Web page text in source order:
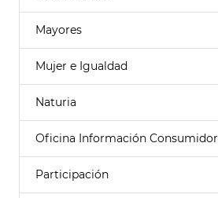
Mayores
Mujer e Igualdad
Naturia
Oficina Información Consumidor
Participación